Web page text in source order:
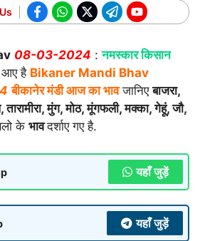
08-03-2024 :नमस्कार किसान
आए है Bikaner Mandi Bhav
बीकानेर मंडी आज का भावजानिएबाजरा,
तारामीरा, मुंग, मोठ, मूंगफली, मक्का, गेहूं, जौ,
के भावदर्शाए गए है.
यहाँ जुड़ें
यहाँ जुड़ें